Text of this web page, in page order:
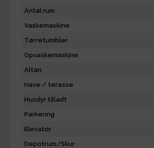
Antal rum
Vaskemaskine
Tørretumbler
Opvaskemaskine
Altan
Have / terasse
Husdyr tilladt
Parkering
Elevator
Depotrum/Skur